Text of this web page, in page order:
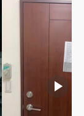
play_arrow